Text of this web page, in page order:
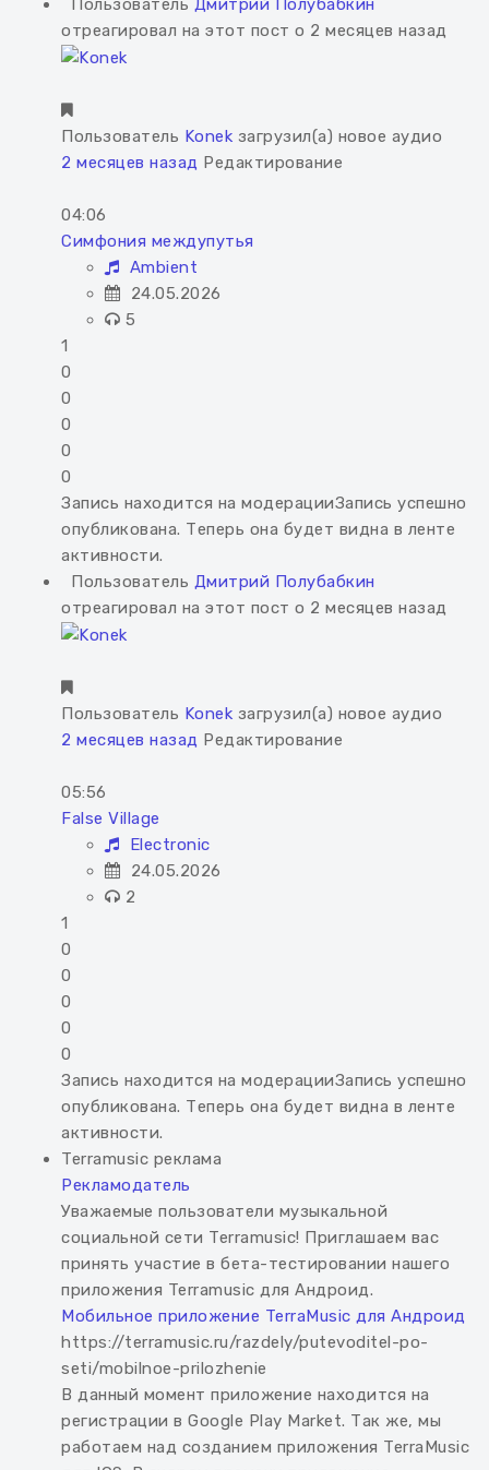
Пользователь Дмитрий Полубабкин
отреагировал на этот пост о 2 месяцев назад
Пользователь Konek загрузил(а) новое аудио
2 месяцев назад Редактирование
04:06
Симфония междупутья
Ambient
24.05.2026
5
1
0
0
0
0
0
Запись находится на модерацииЗапись успешно
опубликована. Теперь она будет видна в ленте
активности.
Пользователь Дмитрий Полубабкин
отреагировал на этот пост о 2 месяцев назад
Пользователь Konek загрузил(а) новое аудио
2 месяцев назад Редактирование
05:56
False Village
Electronic
24.05.2026
2
1
0
0
0
0
0
Запись находится на модерацииЗапись успешно
опубликована. Теперь она будет видна в ленте
активности.
Terramusic реклама
Рекламодатель
Уважаемые пользователи музыкальной
социальной сети Terramusic! Приглашаем вас
принять участие в бета-тестировании нашего
приложения Terramusic для Андроид.
Мобильное приложение TerraMusic для Андроид
https://terramusic.ru/razdely/putevoditel-po-
seti/mobilnoe-prilozhenie
В данный момент приложение находится на
регистрации в Google Play Market. Так же, мы
работаем над созданием приложения TerraMusic